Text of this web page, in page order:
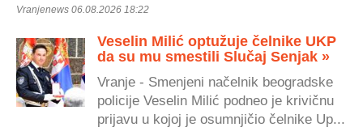
Vranjenews 06.08.2026 18:22
Veselin Milić optužuje čelnike UKP
da su mu smestili Slučaj Senjak »
Vranje - Smenjeni načelnik beogradske
policije Veselin Milić podneo je krivičnu
prijavu u kojoj je osumnjičio čelnike Up...